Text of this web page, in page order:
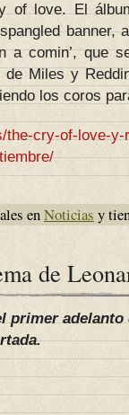
of love. El
banner,
a comin’, que
de Miles y
los coros
the-cry-of-love-
enNoticias y
de
primer adelanto